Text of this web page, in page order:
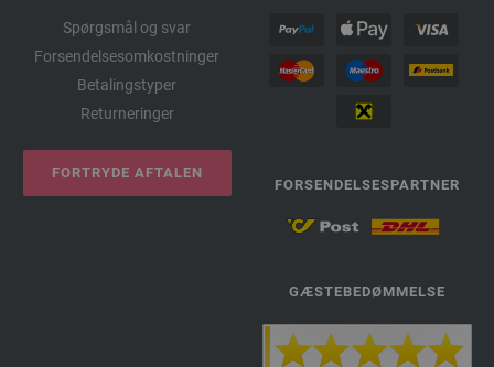
Spørgsmål og svar
Forsendelsesomkostninger
Betalingstyper
Returneringer
FORTRYDE AFTALEN
FORSENDELSESPARTNER
GÆSTEBEDØMMELSE